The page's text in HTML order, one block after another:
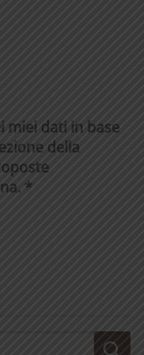
miei dati in base
della
*